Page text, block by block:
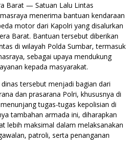
Barat — Satuan Lalu Lintas
menerima bantuan kendaraan
motor dari Kapolri yang disalurkan
Barat. Bantuan tersebut diberikan
di wilayah Polda Sumbar, termasuk
sebagai upaya mendukung
kepada masyarakat.
tersebut menjadi bagian dari
dan prasarana Polri, khususnya di
tugas-tugas kepolisian di
tambahan armada ini, diharapkan
lebih maksimal dalam melaksanakan
patroli, serta penanganan